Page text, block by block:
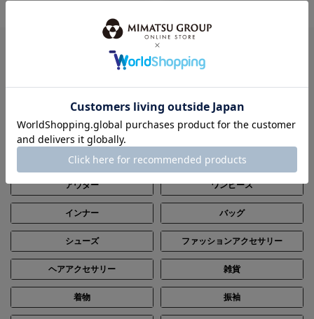
ITEM
パーティードレス ブラックフォーマル（喪服）
ステージ レンタル
トップス ボトムス
アウター ワンピース
インナー バッグ
シューズ ファッションアクセサリー
ヘアアクセサリー 雑貨
着物 振袖